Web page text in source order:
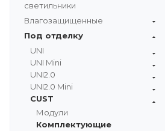
светильники
Влагозащищенные
Под отделку
UNI
UNI Mini
UNI2.0
UNI2.0 Mini
CUST
Модули
Комплектующие